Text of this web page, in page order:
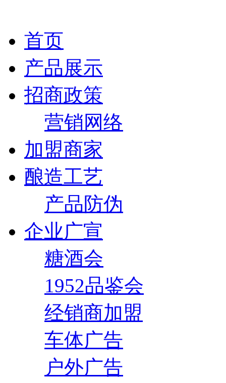
首页
产品展示
招商政策
营销网络
加盟商家
酿造工艺
产品防伪
企业广宣
糖酒会
1952品鉴会
经销商加盟
车体广告
户外广告